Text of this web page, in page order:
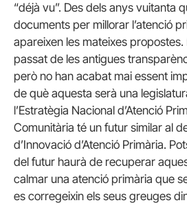
“déjà vu”. Des dels anys vuitanta
documents per millorar l’atenció
apareixen les mateixes
passat de les antigues
però no han acabat mai essent
de què aquesta serà una
l’Estratègia Nacional d’Atenció
Comunitària té un futur similar al
d’Innovació d’Atenció Primària.
del futur haurà de recuperar
calmar una atenció primària que
es corregeixin els seus greuges